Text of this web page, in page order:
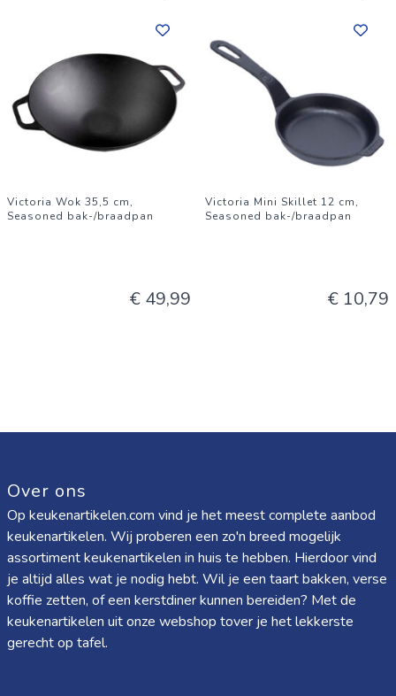
Victoria Wok 35,5 cm,
Seasoned bak-/braadpan
€ 49,99
Victoria Mini Skillet 12 cm,
Seasoned bak-/braadpan
€ 10,79
Over ons
Op keukenartikelen.com vind je het meest complete aanbod
keukenartikelen. Wij proberen een zo'n breed mogelijk
assortiment keukenartikelen in huis te hebben. Hierdoor vind
je altijd alles wat je nodig hebt. Wil je een taart bakken, verse
koffie zetten, of een kerstdiner kunnen bereiden? Met de
keukenartikelen uit onze webshop tover je het lekkerste
gerecht op tafel.